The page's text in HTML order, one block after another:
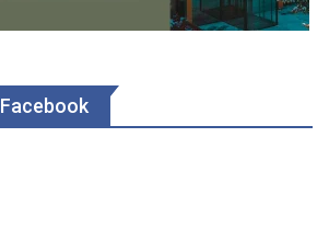
Facebook